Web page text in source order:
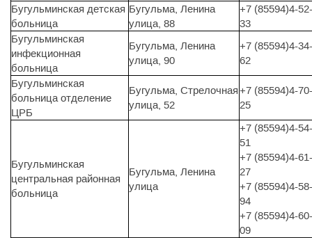
Бугульминская детская
больница
Бугульма, Ленина
улица, 88
+7 (85594)4-52-
33
Бугульминская
инфекционная
больница
Бугульма, Ленина
улица, 90
+7 (85594)4-34-
62
Бугульминская
больница отделение
ЦРБ
Бугульма, Стрелочная
улица, 52
+7 (85594)4-70-
25
Бугульминская
центральная районная
больница
Бугульма, Ленина
улица
+7 (85594)4-54-
51
+7 (85594)4-61-
27
+7 (85594)4-58-
94
+7 (85594)4-60-
09